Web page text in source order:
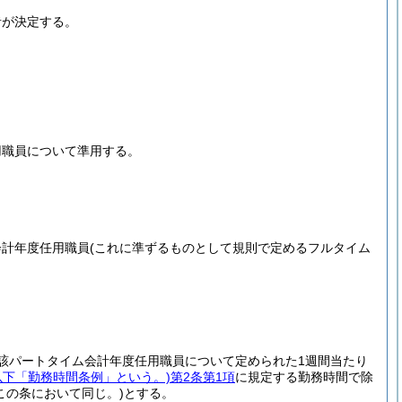
決定する。
員について準用する。
年度任用職員(これに準ずるものとして規則で定めるフルタイム
ートタイム会計年度任用職員について定められた1週間当たり
「勤務時間条例」という。)第2条第1項に規定する勤務時間で除
の条において同じ。)とする。